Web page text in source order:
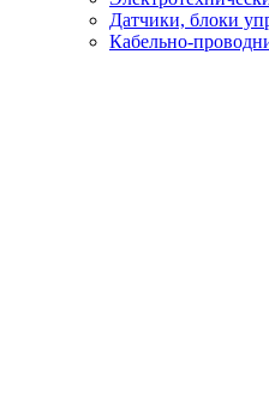
Датчики, блоки
Кабельно-